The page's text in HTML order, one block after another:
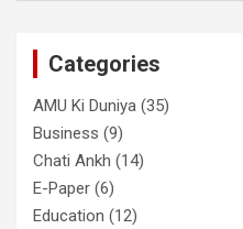
Categories
AMU Ki Duniya (35)
Business (9)
Chati Ankh (14)
E-Paper (6)
Education (12)